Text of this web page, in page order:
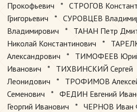
Прокофьевич * СТРОГОВ
Григорьевич * СУРОВЦЕВ
Владимирович * ТАНАН Петр
Николай Константинович *
Александрович * ТИМОФЕЕВ
Иванович * ТИХВИНСКИЙ Сергей
Леонидович * ТРОФИМОВ
Семенович * ФЕДИН Евгений
Георгий Иванович * ЧЕРНОВ